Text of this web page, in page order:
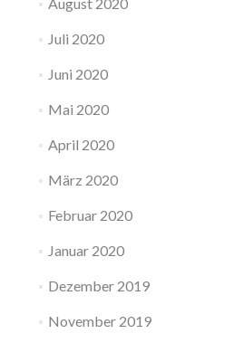
August 2020
Juli 2020
Juni 2020
Mai 2020
April 2020
März 2020
Februar 2020
Januar 2020
Dezember 2019
November 2019